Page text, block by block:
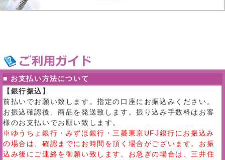
■ お支払い方法について
【銀行振込】
前払いでお願い致します。指定の口座にお振込みください。
お振込確認後、商品を発送致します。振り込み手数料はお客
様のお支払いでお願い致します。
※ゆうちょ銀行・みずほ銀行・三菱東京UFJ銀行にお振込み
の場合は、確認までにお時間を頂く場合がございます。お振
込み後にご連絡を御願い致します。お急ぎの場合は、三井住